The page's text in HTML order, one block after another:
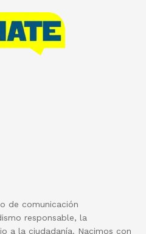
de comunicación
responsable, la
a la ciudadanía. Nacimos con